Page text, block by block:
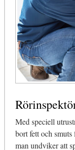
Med speciell
bort fett och smuts
man undviker att